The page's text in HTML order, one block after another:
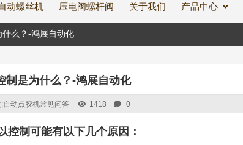
动螺丝机 压电阀螺杆阀 关于我们 产品中心
么？-鸿展自动化
制是为什么？-鸿展自动化
自动点胶机常见问答 1418 0
控制可能有以下几个原因：